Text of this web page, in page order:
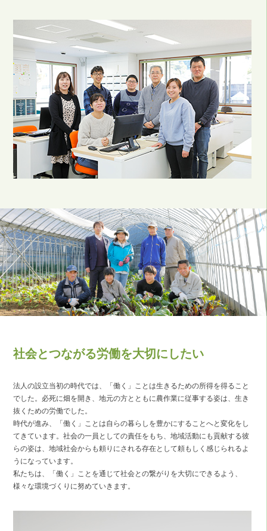
社会とつながる労働を大切にしたい
法人の設立当初の時代では、「働く」ことは生きるための所得を得ること
でした。必死に畑を開き、地元の方とともに農作業に従事する姿は、生き
抜くための労働でした。
時代が進み、「働く」ことは自らの暮らしを豊かにすることへと変化をし
てきています。社会の一員としての責任をもち、地域活動にも貢献する彼
らの姿は、地域社会からも頼りにされる存在として頼もしく感じられるよ
うになっています。
私たちは、「働く」ことを通じて社会との繋がりを大切にできるよう、
様々な環境づくりに努めていきます。